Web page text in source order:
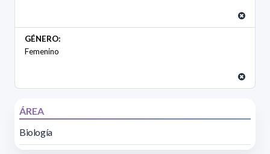
GÉNERO:
Femenino
ÁREA
Biología